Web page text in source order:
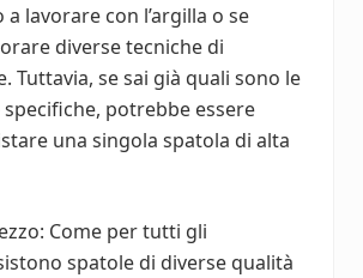
lavorare con l’argilla o se
diverse tecniche di
Tuttavia, se sai già quali sono le
potrebbe essere
una singola spatola di alta
Come per tutti gli
spatole di diverse qualità